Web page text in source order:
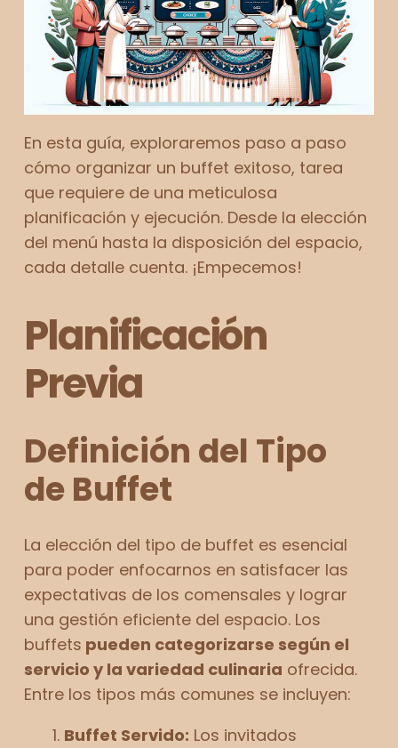
En esta guía, exploraremos paso a paso
cómo organizar un buffet exitoso, tarea
que requiere de una meticulosa
planificación y ejecución. Desde la elección
del menú hasta la disposición del espacio,
cada detalle cuenta. ¡Empecemos!
Planificación
Previa
Definición del Tipo
de Buffet
La elección del tipo de buffet es esencial
para poder enfocarnos en satisfacer las
expectativas de los comensales y lograr
una gestión eficiente del espacio. Los
buffets pueden categorizarse según el
servicio y la variedad culinaria ofrecida.
Entre los tipos más comunes se incluyen:
Buffet Servido: Los invitados